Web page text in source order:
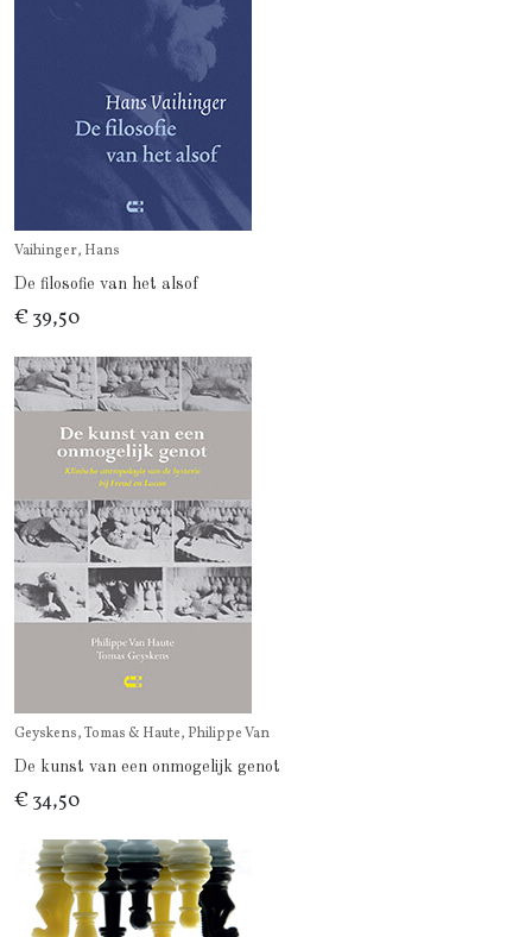
Vaihinger, Hans
De filosofie van het alsof
€ 39,50
Geyskens, Tomas & Haute, Philippe Van
De kunst van een onmogelijk genot
€ 34,50